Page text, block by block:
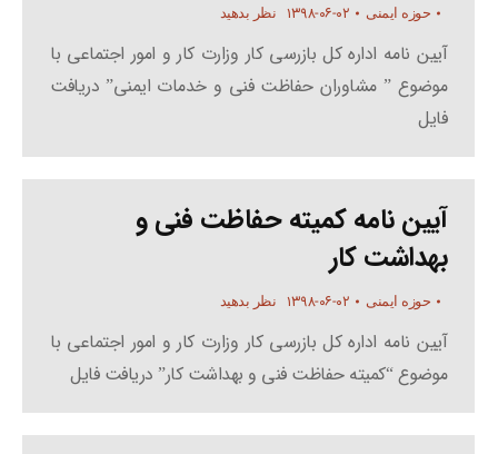
حوزه ایمنی ۱۳۹۸-۰۶-۰۲ نظر بدهید
آیین نامه اداره کل بازرسی کار وزارت کار و امور اجتماعی با
موضوع ” مشاوران حفاظت فنی و خدمات ایمنی” دریافت
فایل
آیین نامه کمیته حفاظت فنی و
بهداشت کار
حوزه ایمنی ۱۳۹۸-۰۶-۰۲ نظر بدهید
آیین نامه اداره کل بازرسی کار وزارت کار و امور اجتماعی با
موضوع “کمیته حفاظت فنی و بهداشت کار” دریافت فایل